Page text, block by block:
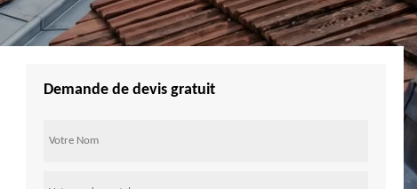
Demande de devis gratuit